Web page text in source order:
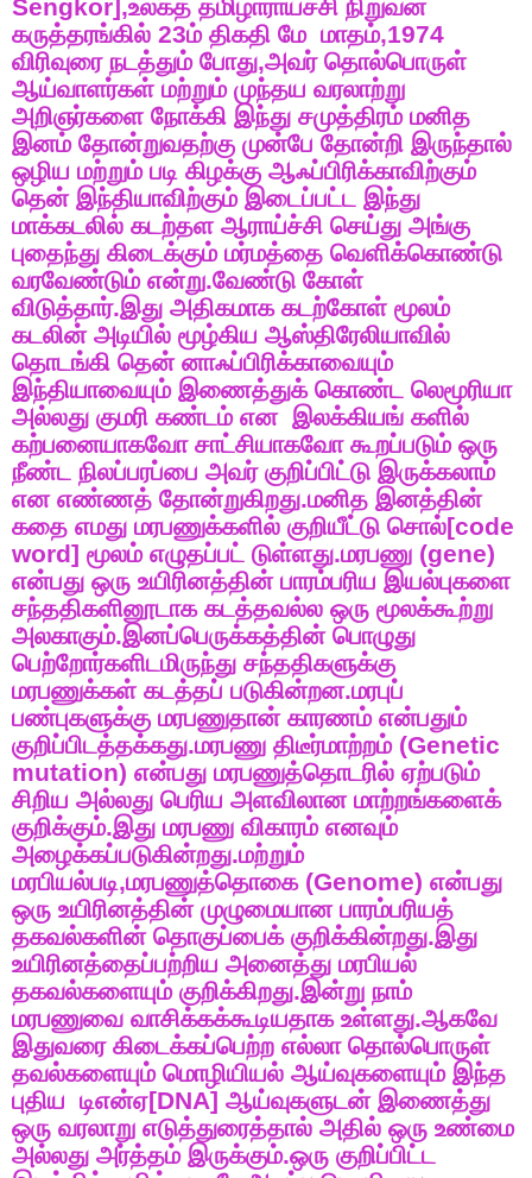
Sengkor],உலகத் தமிழாராய்ச்சி நிறுவன
கருத்தரங்கில் 23ம் திகதி மே மாதம்,1974
விரிவுரை நடத்தும் போது,அவர் தொல்பொருள்
ஆய்வாளர்கள் மற்றும் முந்தய வரலாற்று
அறிஞர்களை நோக்கி இந்து சமுத்திரம் மனித
இனம் தோன்றுவதற்கு முன்பே தோன்றி இருந்தால்
ஒழிய மற்றும் படி கிழக்கு ஆஃப்பிரிக்காவிற்கும்
தென் இந்தியாவிற்கும் இடைப்பட்ட இந்து
மாக்கடலில் கடற்தள ஆராய்ச்சி செய்து அங்கு
புதைந்து கிடைக்கும் மர்மத்தை வெளிக்கொண்டு
வரவேண்டும் என்று.வேண்டு கோள்
விடுத்தார்.இது அதிகமாக கடற்கோள் மூலம்
கடலின் அடியில் மூழ்கிய ஆஸ்திரேலியாவில்
தொடங்கி தென் னாஃப்பிரிக்காவையும்
இந்தியாவையும் இணைத்துக் கொண்ட லெமூரியா
அல்லது குமரி கண்டம் என இலக்கியங் களில்
கற்பனையாகவோ சாட்சியாகவோ கூறப்படும் ஒரு
நீண்ட நிலப்பரப்பை அவர் குறிப்பிட்டு இருக்கலாம்
என எண்ணத் தோன்றுகிறது.மனித இனத்தின்
கதை எமது மரபணுக்களில் குறியீட்டு சொல்[code
word] மூலம் எழுதப்பட் டுள்ளது.மரபணு (gene)
என்பது ஒரு உயிரினத்தின் பாரம்பரிய இயல்புகளை
சந்ததிகளினூடாக கடத்தவல்ல ஒரு மூலக்கூற்று
அலகாகும்.இனப்பெருக்கத்தின் பொழுது
பெற்றோர்களிடமிருந்து சந்ததிகளுக்கு
மரபணுக்கள் கடத்தப் படுகின்றன.மரபுப்
பண்புகளுக்கு மரபணுதான் காரணம் என்பதும்
குறிப்பிடத்தக்கது.மரபணு திடீர்மாற்றம்(Genetic
mutation) என்பது மரபணுத்தொடரில் ஏற்படும்
சிறிய அல்லது பெரிய அளவிலான மாற்றங்களைக்
குறிக்கும்.இது மரபணு விகாரம் எனவும்
அழைக்கப்படுகின்றது.மற்றும்
மரபியல்படி,மரபணுத்தொகை(Genome) என்பது
ஒரு உயிரினத்தின் முழுமையான பாரம்பரியத்
தகவல்களின் தொகுப்பைக் குறிக்கின்றது.இது
உயிரினத்தைப்பற்றிய அனைத்து மரபியல்
தகவல்களையும் குறிக்கிறது.இன்று நாம்
மரபணுவை வாசிக்கக்கூடியதாக உள்ளது.ஆகவே
இதுவரை கிடைக்கப்பெற்ற எல்லா தொல்பொருள்
தவல்களையும் மொழியியல் ஆய்வுகளையும் இந்த
புதிய டிஎன்ஏ[DNA] ஆய்வுகளுடன் இணைத்து
ஒரு வரலாறு எடுத்துரைத்தால் அதில் ஒரு உண்மை
அல்லது அர்த்தம் இருக்கும்.ஒரு குறிப்பிட்ட